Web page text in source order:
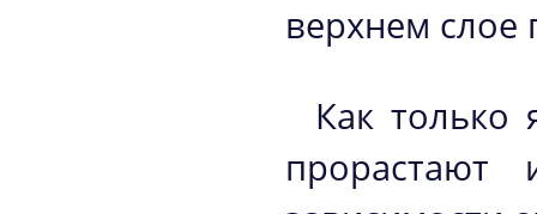
верхнем слое
Как только